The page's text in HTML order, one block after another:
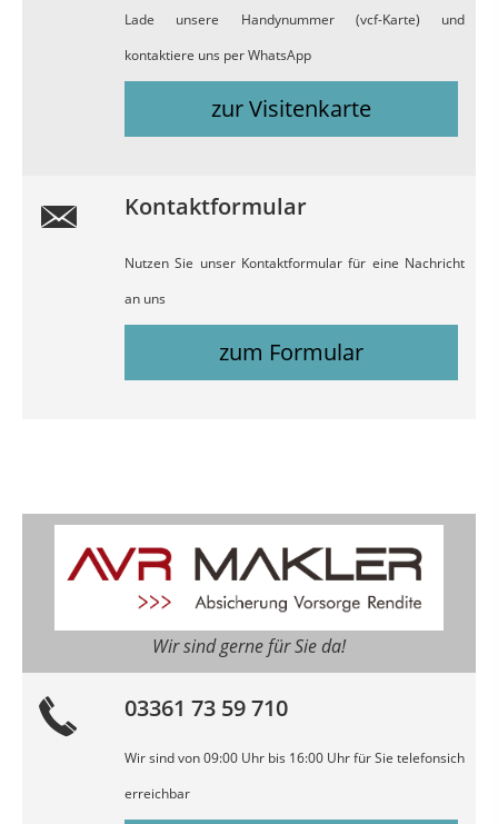
Lade unsere Handynummer (vcf-Karte) und
kontaktiere uns per WhatsApp
zur Visitenkarte
Kontaktformular
Nutzen Sie unser Kontaktformular für eine Nachricht
an uns
zum Formular
Wir sind gerne für Sie da!
03361 73 59 710
Wir sind von 09:00 Uhr bis 16:00 Uhr für Sie telefonsich
erreichbar